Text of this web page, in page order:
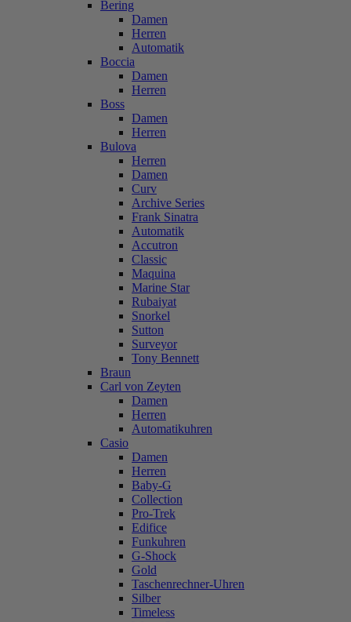
Bering
Damen
Herren
Automatik
Boccia
Damen
Herren
Boss
Damen
Herren
Bulova
Herren
Damen
Curv
Archive Series
Frank Sinatra
Automatik
Accutron
Classic
Maquina
Marine Star
Rubaiyat
Snorkel
Sutton
Surveyor
Tony Bennett
Braun
Carl von Zeyten
Damen
Herren
Automatikuhren
Casio
Damen
Herren
Baby-G
Collection
Pro-Trek
Edifice
Funkuhren
G-Shock
Gold
Taschenrechner-Uhren
Silber
Timeless